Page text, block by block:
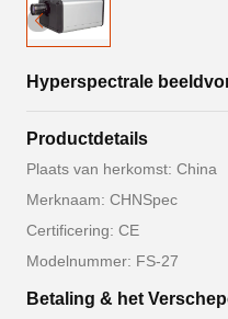
Hyperspectrale
Productdetails
Plaats van herkomst: China
Merknaam: CHNSpec
Certificering: CE
Modelnummer: FS-27
Betaling & het